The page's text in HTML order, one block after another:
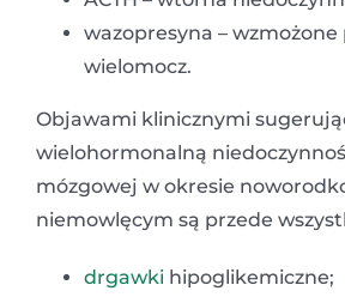
wazopresyna – wzmożone
wielomocz.
Objawami klinicznymi
wielohormonalną
mózgowej w okresie
niemowlęcym są przede
drgawki hipoglikemiczne;